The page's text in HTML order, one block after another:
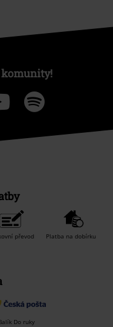
komunity!
převod Platba na dobírku
Do ruky